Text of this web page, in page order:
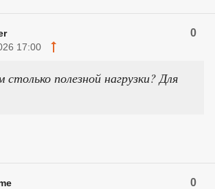
0
17:00
полезной нагрузки? Для
0